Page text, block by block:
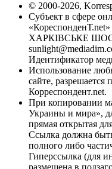
© 2000-2026,
Субъект в сфере
ХАРКІВСЬКЕ ШОСЕ,
Идентификатор
Использование
сайте, разрешается
Корреспондент.net.
При копировании
Украины и мира»,
прямая открытая
Ссылка должна
полного либо
Гиперссылка (для